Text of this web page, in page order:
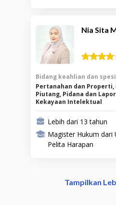
Nia Sita
Bidang keahlian dan
Pertanahan dan Properti,
Piutang, Pidana dan
Kekayaan Intelektual
Lebih dari 13 tahun
Magister Hukum dari
Pelita Harapan
Tampilkan